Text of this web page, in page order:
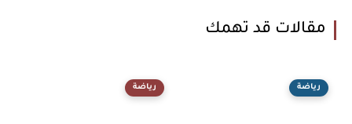
مقالات قد تهمك
رياضة رياضة